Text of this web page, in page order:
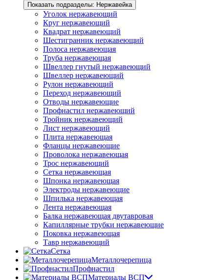
Показать подразделы: Нержавейка
Уголок нержавеющий
Круг нержавеющий
Квадрат нержавеющий
Шестигранник нержавеющий
Полоса нержавеющая
Труба нержавеющая
Швеллер гнутый нержавеющий
Швеллер нержавеющий
Рулон нержавеющий
Переход нержавеющий
Отводы нержавеющие
Профнастил нержавеющий
Тройник нержавеющий
Лист нержавеющий
Плита нержавеющая
Фланцы нержавеющие
Проволока нержавеющая
Трос нержавеющий
Сетка нержавеющая
Шпонка нержавеющая
Электроды нержавеющие
Шпилька нержавеющая
Лента нержавеющая
Балка нержавеющая двутавровая
Капиллярные трубки нержавеющие
Поковка нержавеющая
Тавр нержавеющий
Сетка
Металлочерепица
Профнастил
Материалы ВСП